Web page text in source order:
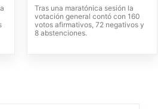
Tras una maratónica sesión la
votación general contó con 160
votos afirmativos, 72 negativos y
8 abstenciones.